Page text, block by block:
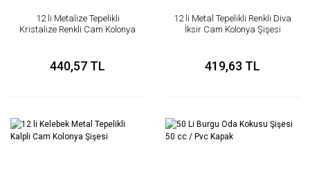
12 li Metalize Tepelikli
Kristalize Renkli Cam Kolonya
440,57 TL
12 li Metal Tepelikli Renkli Diva
İksir Cam Kolonya Şişesi
419,63 TL